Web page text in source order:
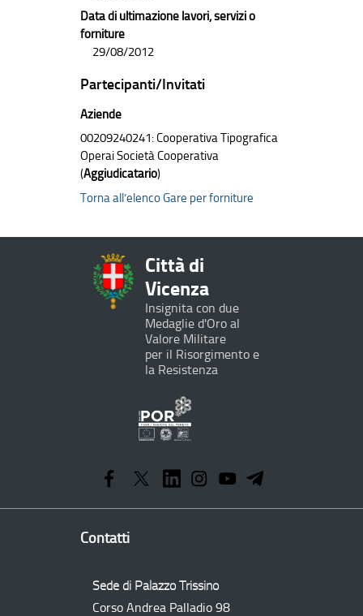
Data di ultimazione lavori, servizi o
forniture
29/08/2012
Partecipanti/Invitati
Aziende
00209240241: Cooperativa Tipografica
Operai Società Cooperativa
(Aggiudicatario)
Torna all’elenco Gare per forniture
Città di
Vicenza
Insignita con due
Medaglie d'Oro al
Valore Militare
per il Risorgimento e
la Resistenza
Operativo
Regionale
Contatti
Sede di Palazzo Trissino
Corso Andrea Palladio 98